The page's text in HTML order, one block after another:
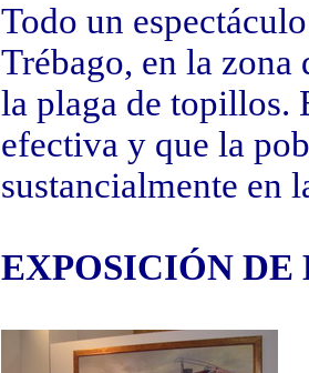
Todo un
Trébago, en la zona
la plaga de topillos.
efectiva y que la
sustancialmente en
EXPOSICIÓN